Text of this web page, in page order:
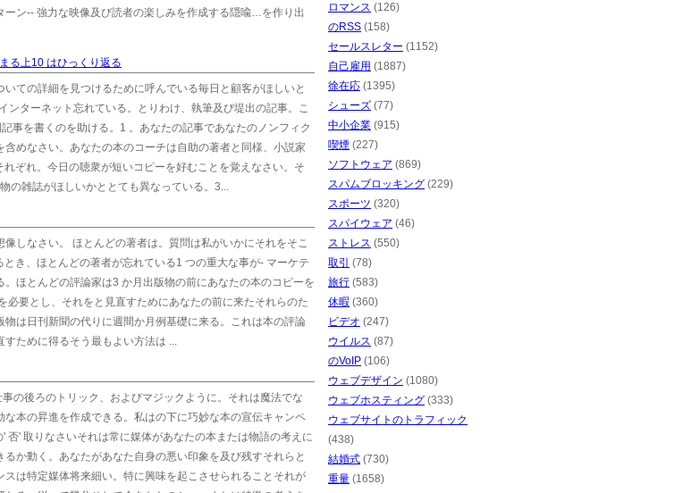
ン-- 強力な映像及び読者の楽しみを作成する隠喩…を作り出
る上10 はひっくり返る
ての詳細を見つけるために呼んでいる毎日と顧客がほしいと
ターネット忘れている。とりわけ、執筆及び堤出の記事。こ
事を書くのを助ける。1 。あなたの記事であなたのノンフィク
めなさい。あなたの本のコーチは自助の著者と同様、小説家
ぞれ。今日の聴衆が短いコピーを好むことを覚えなさい。そ
の雑誌がほしいかととても異なっている。3...
しなさい。 ほとんどの著者は。質問は私がいかにそれをそこ
き、ほとんどの著者が忘れている1 つの重大な事が- マーケテ
ほとんどの評論家は3 か月出版物の前にあなたの本のコピーを
要とし、それをと見直すためにあなたの前に来たそれらのた
は日刊新聞の代りに週間か月例基礎に来る。これは本の評論
ために得るそう最もよい方法は ...
の後ろのトリック、およびマジックように。それは魔法でな
本の昇進を作成できる。私はの下に巧妙な本の宣伝キャンペ
' 取りなさいそれは常に媒体があなたの本または物語の考えに
か動く。あなたがあなた自身の悪い印象を及び残すそれらと
は特定媒体将来細い。特に興味を起こさせられることそれが
ロマンス (126)
のRSS (158)
セールスレター (1152)
自己雇用 (1887)
徐在応 (1395)
シューズ (77)
中小企業 (915)
喫煙 (227)
ソフトウェア (869)
スパムブロッキング (229)
スポーツ (320)
スパイウェア (46)
ストレス (550)
取引
(78)
旅行 (583)
休暇 (360)
ビデオ (247)
ウイルス (87)
のVoIP (106)
ウェブデザイン (1080)
ウェブホスティング (333)
ウェブサイトのトラフィック
(438)
結婚式 (730)
重量 (1658)